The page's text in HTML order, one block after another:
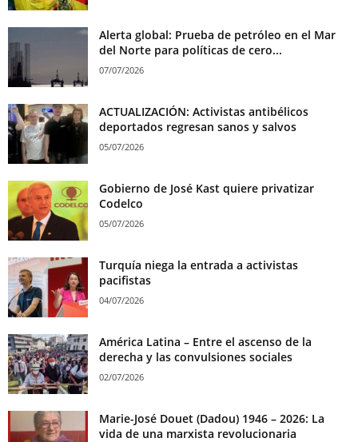
Alerta global: Prueba de petróleo en el Mar
del Norte para políticas de cero...
07/07/2026
ACTUALIZACIÓN: Activistas antibélicos
deportados regresan sanos y salvos
05/07/2026
Gobierno de José Kast quiere privatizar
Codelco
05/07/2026
Turquía niega la entrada a activistas
pacifistas
04/07/2026
América Latina – Entre el ascenso de la
derecha y las convulsiones sociales
02/07/2026
Marie-José Douet (Dadou) 1946 – 2026: La
vida de una marxista revolucionaria